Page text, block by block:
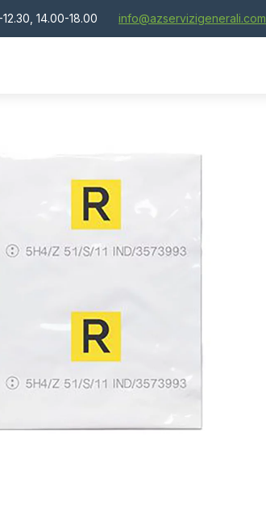
14.00-18.00 info@azservizigenerali.com